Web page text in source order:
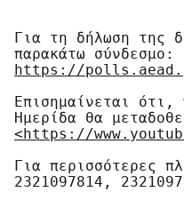
Για τη δήλωση της
παρακάτω σύνδεσμο:
https://
Επισημαίνεται
<https://
Για περισσότερες
2321097814,